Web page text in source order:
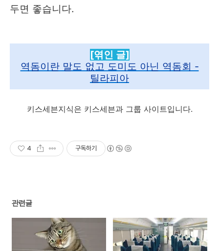
두면 좋습니다.
[엮인 글]
역돔이란 말도 없고 도미도 아닌 역돔회 -
틸라피아
키스세븐지식은 키스세븐과 그룹 사이트입니다.
4 구독하기
관련글